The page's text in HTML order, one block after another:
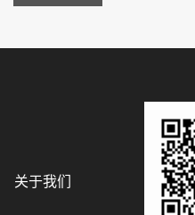
关于我们